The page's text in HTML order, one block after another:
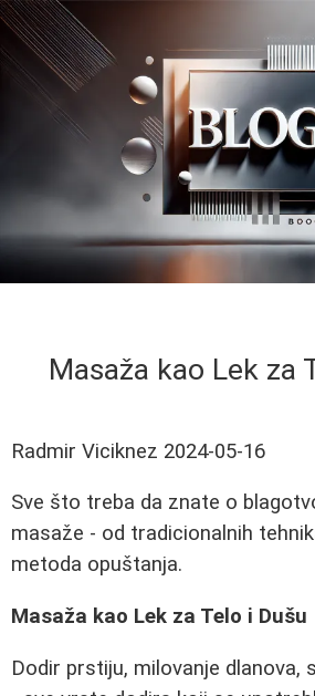
Masaža kao Lek za
Radmir Viciknez 2024-05-16
Sve što treba da znate o
masaže - od tradicionalnih
metoda opuštanja.
Masaža kao Lek za Telo i Dušu
Dodir prstiju, milovanje dlanova,